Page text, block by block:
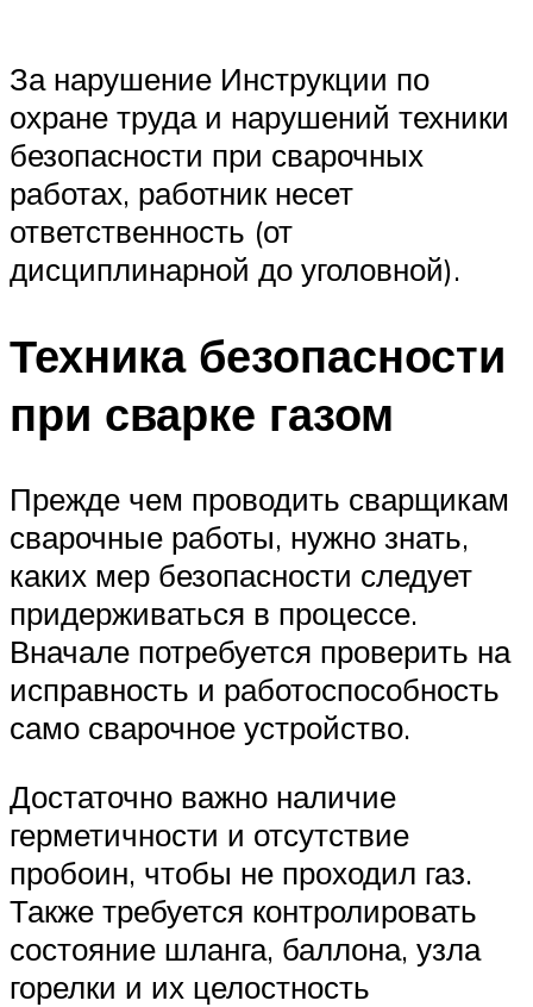
За нарушение Инструкции по
охране труда и нарушений техники
безопасности при сварочных
работах, работник несет
ответственность (от
дисциплинарной до уголовной).
Техника безопасности
при сварке газом
Прежде чем проводить сварщикам
сварочные работы, нужно знать,
каких мер безопасности следует
придерживаться в процессе.
Вначале потребуется проверить на
исправность и работоспособность
само сварочное устройство.
Достаточно важно наличие
герметичности и отсутствие
пробоин, чтобы не проходил газ.
Также требуется контролировать
состояние шланга, баллона, узла
горелки и их целостность